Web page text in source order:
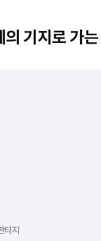
기지로 가는
타지